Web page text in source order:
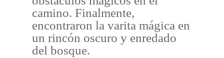
camino. Finalmente,
encontraron la varita mágica en
un rincón oscuro y enredado
del bosque.